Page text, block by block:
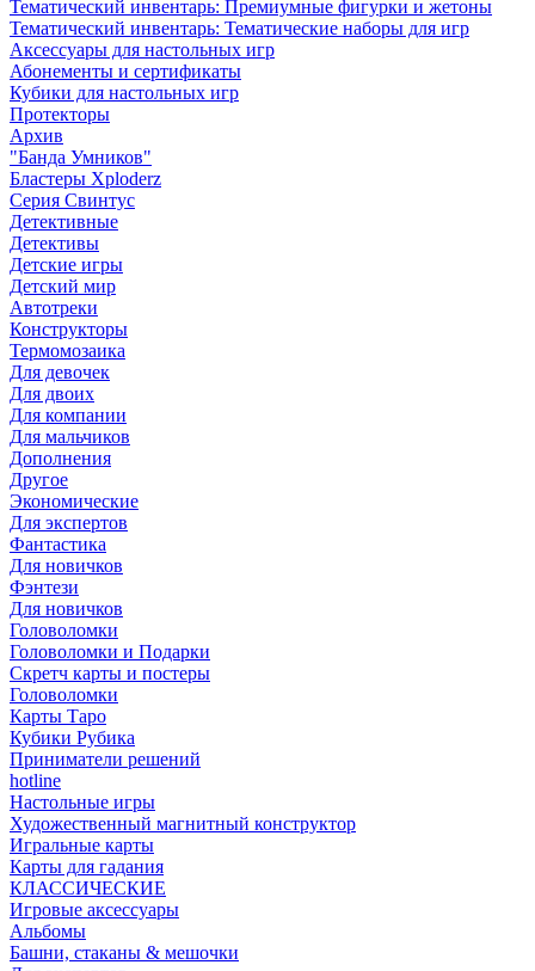
Тематический инвентарь: Премиумные фигурки и жетоны
Тематический инвентарь: Тематические наборы для игр
Аксессуары для настольных игр
Абонементы и сертификаты
Кубики для настольных игр
Протекторы
Архив
"Банда Умников"
Бластеры Xploderz
Cерия Свинтус
Детективные
Детективы
Детские игры
Детский мир
Автотреки
Конструкторы
Термомозаика
Для девочек
Для двоих
Для компании
Для мальчиков
Дополнения
Другое
Экономические
Для экспертов
Фантастика
Для новичков
Фэнтези
Для новичков
Головоломки
Головоломки и Подарки
Cкретч карты и постеры
Головоломки
Карты Таро
Кубики Рубика
Приниматели решений
hotline
Настольные игры
Художественный магнитный конструктор
Игральные карты
Карты для гадания
КЛАССИЧЕСКИЕ
Игровые аксессуары
Альбомы
Башни, стаканы & мешочки